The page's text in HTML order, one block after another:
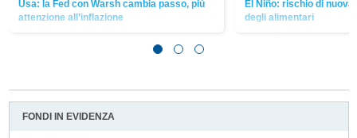
Usa: la Fed con Warsh cambia passo, più
attenzione all’inflazione
El Niño: rischio di
degli alimentari
FONDI IN EVIDENZA